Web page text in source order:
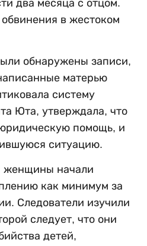
два месяца с отцом.
в жестоком
обнаружены записи,
матерью
систему
Юта, утверждала, что
помощь, и
ситуацию.
женщины начали
как минимум за
Следователи изучили
следует, что они
детей,